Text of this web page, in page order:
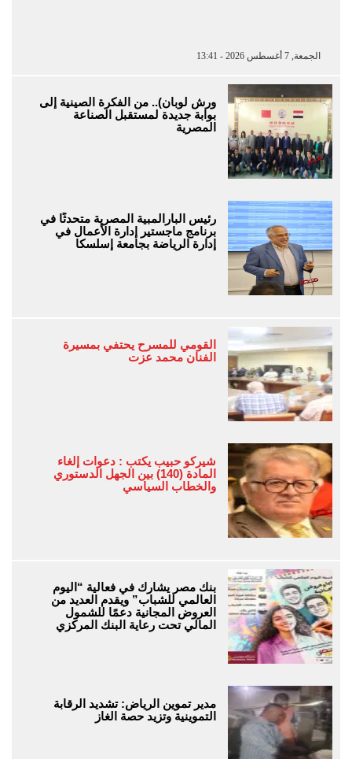
الجمعة, 7 أغسطس 2026 - 13:41
ورش لوبان).. من الفكرة الصينية إلى
بوابة جديدة لمستقبل الصناعة
المصرية
رئيس البارالمبية المصرية متحدثًا في
برنامج ماجستير إدارة الأعمال في
إدارة الرياضة بجامعة إسلسكا
القومي للمسرح يحتفي بمسيرة
الفنان محمد عزت
شيركو حبيب يكتب : دعوات إلغاء
المادة (140) بين الجهل الدستوري
والخطاب السياسي
بنك مصر يشارك في فعالية “اليوم
العالمي للشباب” ويقدم العديد من
العروض المجانية دعمًا للشمول
المالي تحت رعاية البنك المركزي
مدير تموين الرياض: تشديد الرقابة
التموينية وتزيد حصة الغاز